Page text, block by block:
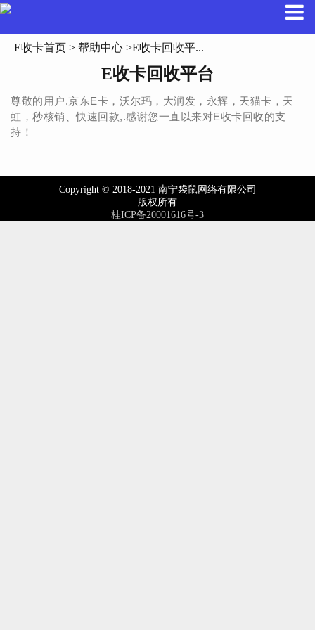
E收卡首页 > 帮助中心 >E收卡回收平...
E收卡回收平台
尊敬的用户.京东E卡，沃尔玛，大润发，永辉，天猫卡，天
虹，秒核销、快速回款,.感谢您一直以来对E收卡回收的支
持！
Copyright © 2018-2021 南宁袋鼠网络有限公司
版权所有
桂ICP备20001616号-3